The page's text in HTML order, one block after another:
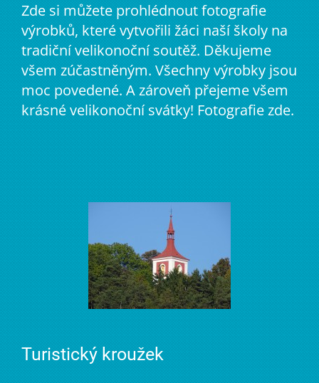
Zde si můžete prohlédnout fotografie
výrobků, které vytvořili žáci naší školy na
tradiční velikonoční soutěž. Děkujeme
všem zúčastněným. Všechny výrobky jsou
moc povedené. A zároveň přejeme všem
krásné velikonoční svátky! Fotografie zde.
Turistický kroužek